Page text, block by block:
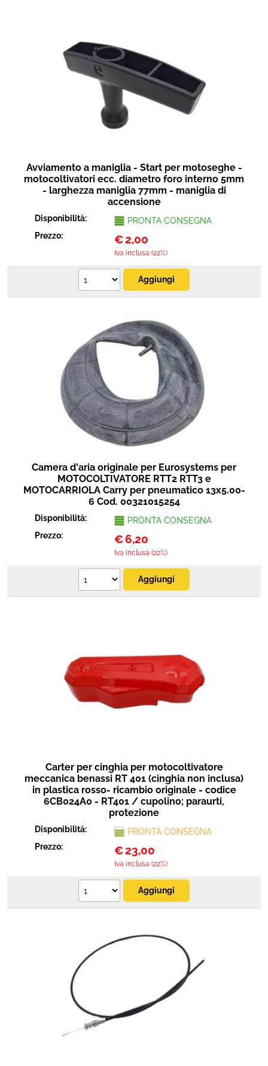
Avviamento a maniglia - Start per motoseghe -
motocoltivatori ecc. diametro foro interno 5mm
- larghezza maniglia 77mm - maniglia di
accensione
Disponibilità:
PRONTA CONSEGNA
Prezzo:
€2,00
Iva inclusa (22%)
Camera d'aria originale per Eurosystems per
MOTOCOLTIVATORE RTT2 RTT3 e
MOTOCARRIOLA Carry per pneumatico 13x5.00-
6 Cod. 00321015254
Disponibilità:
PRONTA CONSEGNA
Prezzo:
€6,20
Iva inclusa (22%)
Carter per cinghia per motocoltivatore
meccanica benassi RT 401 (cinghia non inclusa)
in plastica rosso- ricambio originale - codice
6CB024A0 - RT401 / cupolino; paraurti,
protezione
Disponibilità:
PRONTA CONSEGNA
Prezzo:
€23,00
Iva inclusa (22%)